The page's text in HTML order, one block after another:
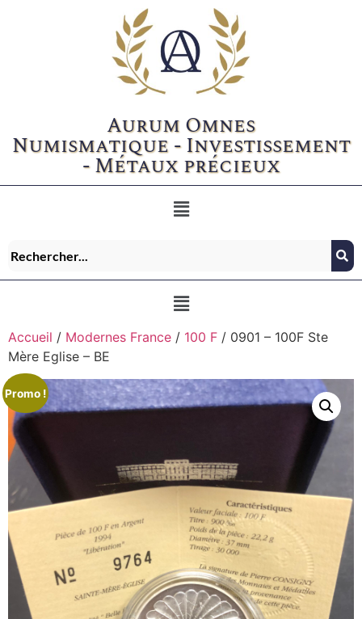
Aurum Omnes
Numismatique - Investissement
- Métaux précieux
Accueil / Modernes France / 100 F / 0901 – 100F Ste
Mère Eglise – BE
Promo !